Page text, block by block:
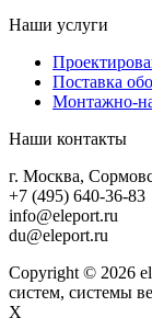
Наши услуги
Поставка
Монтажно-
Наши контакты
г. Москва,
+7 (495) 640-36-83
info@eleport.ru
du@eleport.ru
Copyright © 2026
систем, системы
X